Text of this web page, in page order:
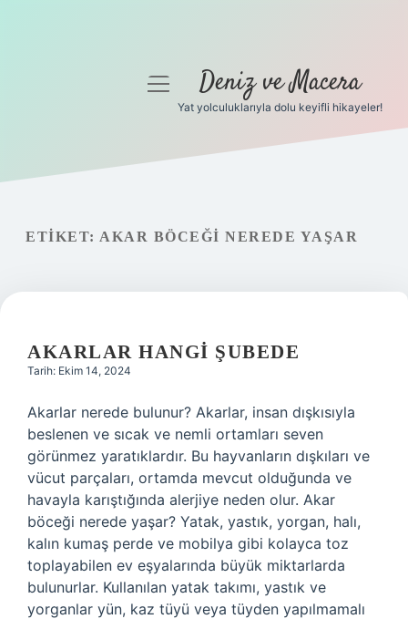
Gizlilik Politikası
menüyüDeniz ve Macera
Yat yolculuklarıyla dolu keyifli hikayeler!
ETIKET: AKAR BÖCEĞI NEREDE YAŞAR
AKARLAR HANGI ŞUBEDE
Tarih: Ekim 14, 2024
Akarlar nerede bulunur? Akarlar, insan dışkısıyla
beslenen ve sıcak ve nemli ortamları seven
görünmez yaratıklardır. Bu hayvanların dışkıları ve
vücut parçaları, ortamda mevcut olduğunda ve
havayla karıştığında alerjiye neden olur. Akar
böceği nerede yaşar? Yatak, yastık, yorgan, halı,
kalın kumaş perde ve mobilya gibi kolayca toz
toplayabilen ev eşyalarında büyük miktarlarda
bulunurlar. Kullanılan yatak takımı, yastık ve
yorganlar yün, kaz tüyü veya tüyden yapılmamalı